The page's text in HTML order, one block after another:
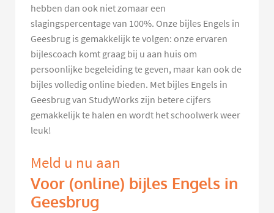
hebben dan ook niet zomaar een
slagingspercentage van 100%. Onze bijles Engels in
Geesbrug is gemakkelijk te volgen: onze ervaren
bijlescoach komt graag bij u aan huis om
persoonlijke begeleiding te geven, maar kan ook de
bijles volledig online bieden. Met bijles Engels in
Geesbrug van StudyWorks zijn betere cijfers
gemakkelijk te halen en wordt het schoolwerk weer
leuk!
Meld u nu aan
Voor (online) bijles Engels in
Geesbrug